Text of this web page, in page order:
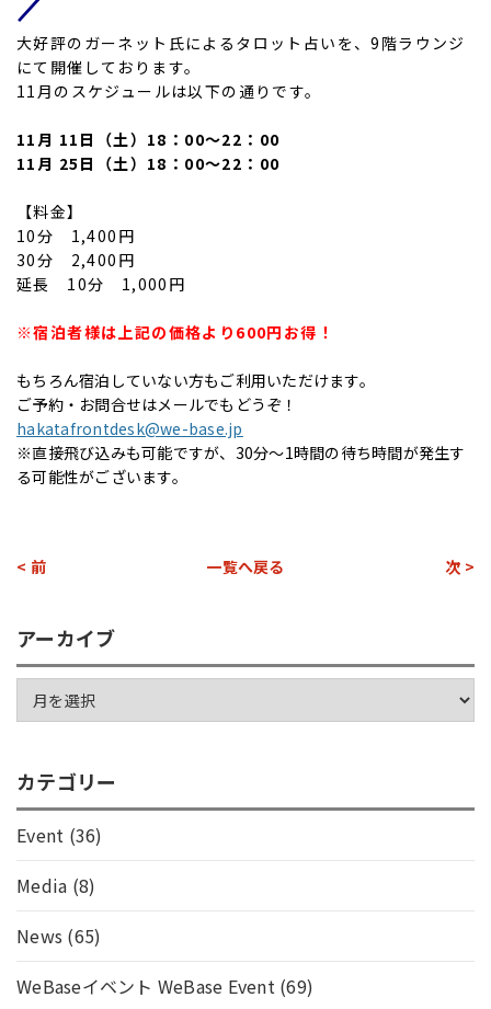
大好評のガーネット氏によるタロット占いを、9階ラウンジ
にて開催しております。
11月のスケジュールは以下の通りです。
11月 11日（土）18：00～22：00
11月 25日（土）18：00～22：00
【料金】
10分 1,400円
30分 2,400円
延長 10分 1,000円
※宿泊者様は上記の価格より600円お得！
もちろん宿泊していない方もご利用いただけます。
ご予約・お問合せはメールでもどうぞ！
hakatafrontdesk@we-base.jp
※直接飛び込みも可能ですが、30分～1時間の待ち時間が発生す
る可能性がございます。
一覧へ戻る
< 前 次 >
アーカイブ
カテゴリー
Event (36)
Media (8)
News (65)
WeBaseイベント WeBase Event (69)